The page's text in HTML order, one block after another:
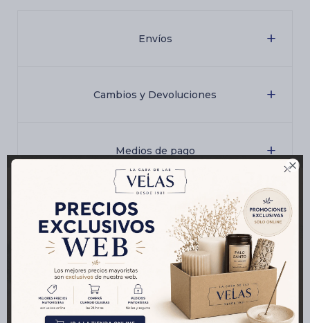

Envíos
Cambios y Devoluciones
Medios de pago
Productos que te pueden interesar